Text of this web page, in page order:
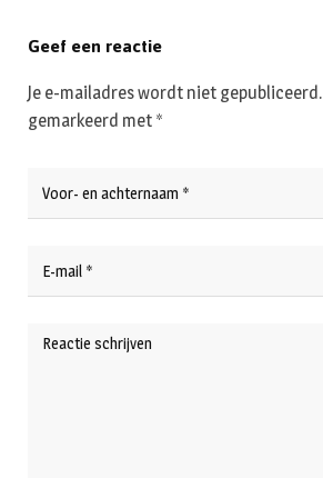
Geef een reactie
Je e-mailadres wordt niet gepubliceerd.
gemarkeerd met *